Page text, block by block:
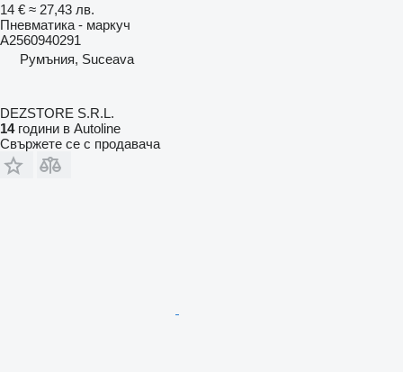
14 € ≈ 27,43 лв.
Пневматика - маркуч
A2560940291
Румъния, Suceava
DEZSTORE S.R.L.
14години в Autoline
Свържете се с продавача